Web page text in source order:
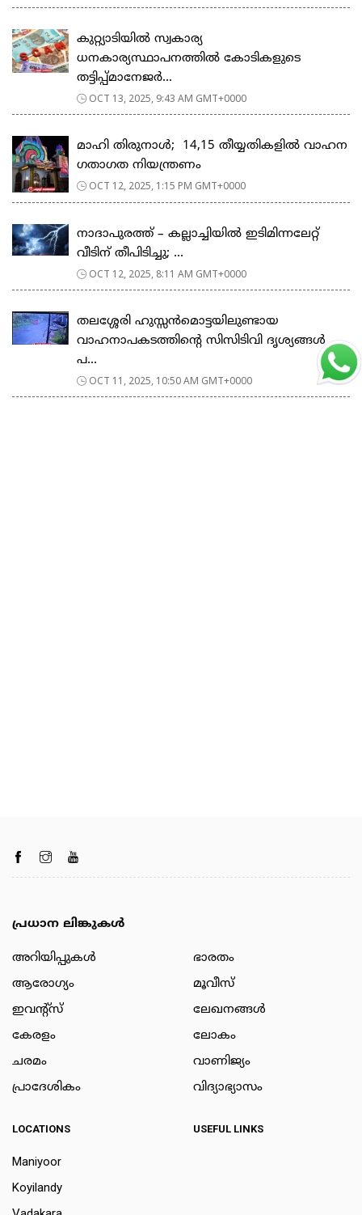
കുറ്റ്യാടിയിൽ സ്വകാര്യ
ധനകാര്യസ്ഥാപനത്തിൽ കോടികളുടെ
തട്ടിപ്പ്മാനേജർ...
OCT 13, 2025, 9:43 AM GMT+0000
മാഹി തിരുനാൾ; 14,15 തീയ്യതികളിൽ വാഹന
ഗതാഗത നിയന്ത്രണം
OCT 12, 2025, 1:15 PM GMT+0000
നാദാപുരത്ത് – കല്ലാച്ചിയിൽ ഇടിമിന്നലേറ്റ്
വീടിന് തീപിടിച്ചു; ...
OCT 12, 2025, 8:11 AM GMT+0000
തലശ്ശേരി ഹുസ്സൻമൊട്ടയിലുണ്ടായ
വാഹനാപകടത്തിന്റെ സിസിടിവി ദൃശ്യങ്ങൾ
പ...
OCT 11, 2025, 10:50 AM GMT+0000
പ്രധാന ലിങ്കുകൾ
അറിയിപ്പുകള്‍
ആരോഗ്യം
ഇവന്റ്സ്
കേരളം
ചരമം
പ്രാദേശികം
ഭാരതം
മൂവീസ്
ലേഖനങ്ങള്‍
ലോകം
വാണിജ്യം
വിദ്യാഭ്യാസം
LOCATIONS
Maniyoor
Koyilandy
USEFUL LINKS